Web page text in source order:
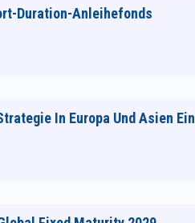
Duration-Anleihefonds
In Europa Und Asien Ein